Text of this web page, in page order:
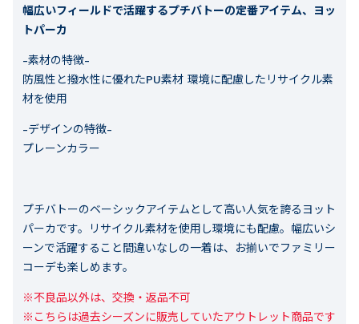
幅広いフィールドで活躍するプチバトーの定番アイテム、ヨッ
トパーカ
-素材の特徴-
防風性と撥水性に優れたPU素材 環境に配慮したリサイクル素
材を使用
-デザインの特徴-
プレーンカラー
プチバトーのベーシックアイテムとして高い人気を誇るヨット
パーカです。リサイクル素材を使用し環境にも配慮。幅広いシ
ーンで活躍すること間違いなしの一着は、お揃いでファミリー
コーデも楽しめます。
※不良品以外は、交換・返品不可
※こちらは過去シーズンに販売していたアウトレット商品です